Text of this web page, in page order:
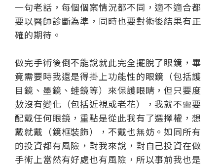
一句老話，每個個案情況都不同，適不適合都
要以醫師診斷為準，同時也要對術後結果有正
確的期待。
做完手術後倒不能說就此完全擺脫了眼鏡，畢
竟需要時我還是得掛上功能性的眼鏡（包括護
目鏡、墨鏡、蛙鏡等）來保護眼睛，但只要度
數沒有變化（包括近視或老花），我就不需要
配戴任何眼鏡，重點是從此我有了選擇權，想
戴就戴（鏡框裝飾），不戴也無妨。如同所有
的投資都有風險，對我來說，對自己投資在做
手術上當然有好處也有風險，所以事前我也是